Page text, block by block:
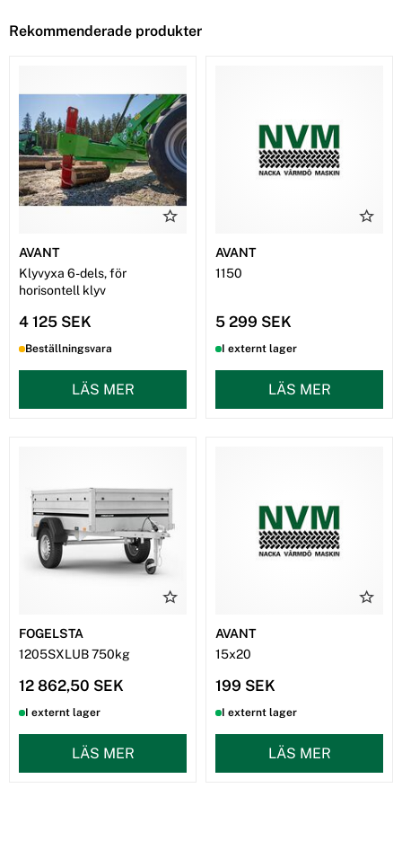
Rekommenderade produkter
AVANT
Klyvyxa 6-dels, för
horisontell klyv
4 125 SEK
Beställningsvara
LÄS MER
AVANT
1150
5 299 SEK
I externt lager
LÄS MER
FOGELSTA
1205SXLUB 750kg
12 862,50 SEK
I externt lager
LÄS MER
AVANT
15x20
199 SEK
I externt lager
LÄS MER